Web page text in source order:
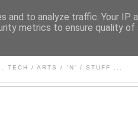
TECH / ARTS / 'N' / STUFF ...
to analyze traffic. Your IP
metrics to ensure quality of